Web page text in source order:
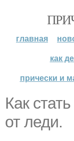
главная
как
прически и
Как
от леди.